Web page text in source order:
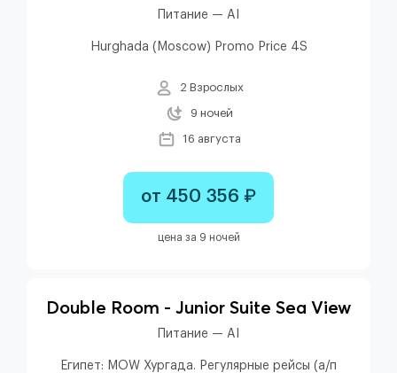
Питание — AI
Hurghada (Moscow) Promo Price 4S
2 Взрослых
9 ночей
16 августа
от 450 356 ₽
цена за 9 ночей
Double Room - Junior Suite Sea View
Питание — AI
Египет: MOW Хургада. Регулярные рейсы (а/п